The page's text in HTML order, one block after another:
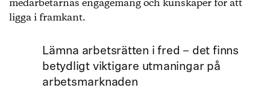
medarbetarnas engagemang och kunskaper för att
ligga i framkant.
Lämna arbetsrätten i fred – det finns
betydligt viktigare utmaningar på
arbetsmarknaden